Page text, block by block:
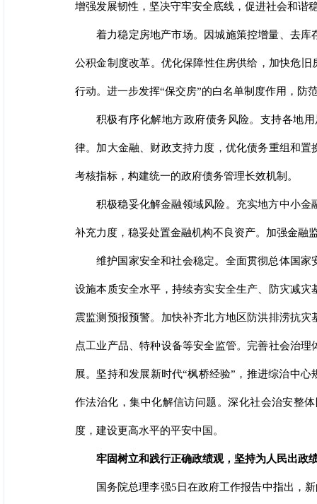
增强发展韧性，坚决守牢安全底线，促进社会和谐
着力稳定房地产市场。因城施策控增量、去
公积金制度改革。优化保障性住房供给，加快危
行动。进一步发挥“保交房”的白名单制度作用，防
积极有序化解地方政府债务风险。支持各地
律。加大金融、财政支持力度，优化债务重组和
考核指标，构建统一的政府债务管理长效机制。
积极稳妥化解金融领域风险。充实地方中小
补充力度，稳妥处置金融机构不良资产。加强金融
维护国家安全和社会稳定。全面贯彻总体国
设施本质安全水平，持续夯实安全生产、防灾减
震监测预报预警。加快补齐北方地区防洪排涝抗
点工业产品、特种设备等安全监管。完善社会治
展。坚持和发展新时代“枫桥经验”，推进综治中
作法治化，集中化解信访问题。深化社会治安整
度，建设更高水平的平安中国。
牢固树立和践行正确政绩观，坚持为人民出政
国务院总理李强5日在政府工作报告中指出，